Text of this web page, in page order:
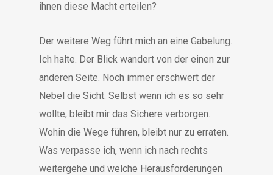
ihnen diese Macht erteilen?
Der weitere Weg führt mich an eine Gabelung.
Ich halte. Der Blick wandert von der einen zur
anderen Seite. Noch immer erschwert der
Nebel die Sicht. Selbst wenn ich es so sehr
wollte, bleibt mir das Sichere verborgen.
Wohin die Wege führen, bleibt nur zu erraten.
Was verpasse ich, wenn ich nach rechts
weitergehe und welche Herausforderungen